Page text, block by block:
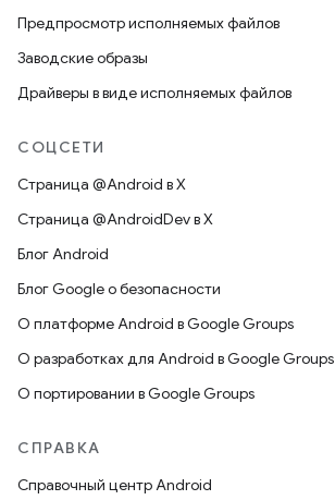
Предпросмотр исполняемых файлов
Заводские образы
Драйверы в виде исполняемых файлов
СОЦСЕТИ
Страница @Android в X
Страница @AndroidDev в X
Блог Android
Блог Google о безопасности
О платформе Android в Google Groups
О разработках для Android в Google Groups
О портировании в Google Groups
СПРАВКА
Справочный центр Android